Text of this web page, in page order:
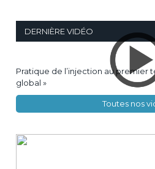
DERNIÈRE VIDÉO
Pratique de l’injection au premier
global »
Toutes nos